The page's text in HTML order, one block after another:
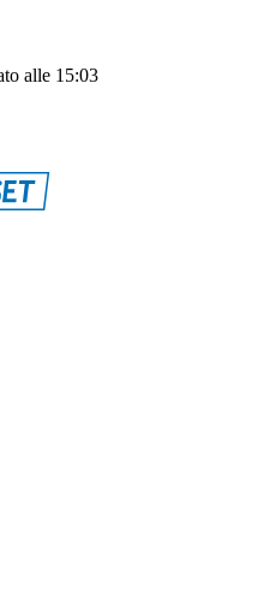
alle 15:03